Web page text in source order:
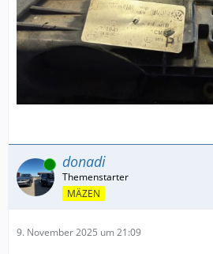
Online donadi
MÄZEN
9. November 2025 um 21:09